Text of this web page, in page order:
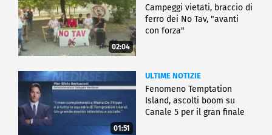
02:04
Campeggi vietati, braccio di
ferro dei No Tav, "avanti
con forza"
01:51
ULTIME NOTIZIE
Fenomeno Temptation
Island, ascolti boom su
Canale 5 per il gran finale